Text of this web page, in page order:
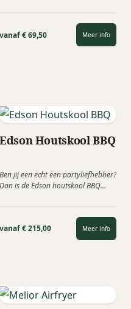
vanaf € 69,50
Meer info
Edson Houtskool BBQ
Ben jij een echt een partyliefhebber?
Dan is de Edson houtskool BBQ
vanaf € 215,00 Meer info